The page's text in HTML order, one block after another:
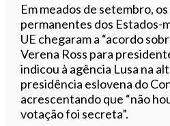
Em meados de setembro,
permanentes dos Estados-
UE chegaram a “acordo
Verena Ross para
indicou à agência Lusa na
presidência eslovena do
acrescentando que “não
votação foi secreta”.